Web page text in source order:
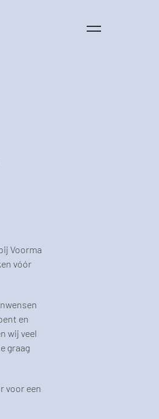
Voorma
vóór
en
wij veel
graag
voor een